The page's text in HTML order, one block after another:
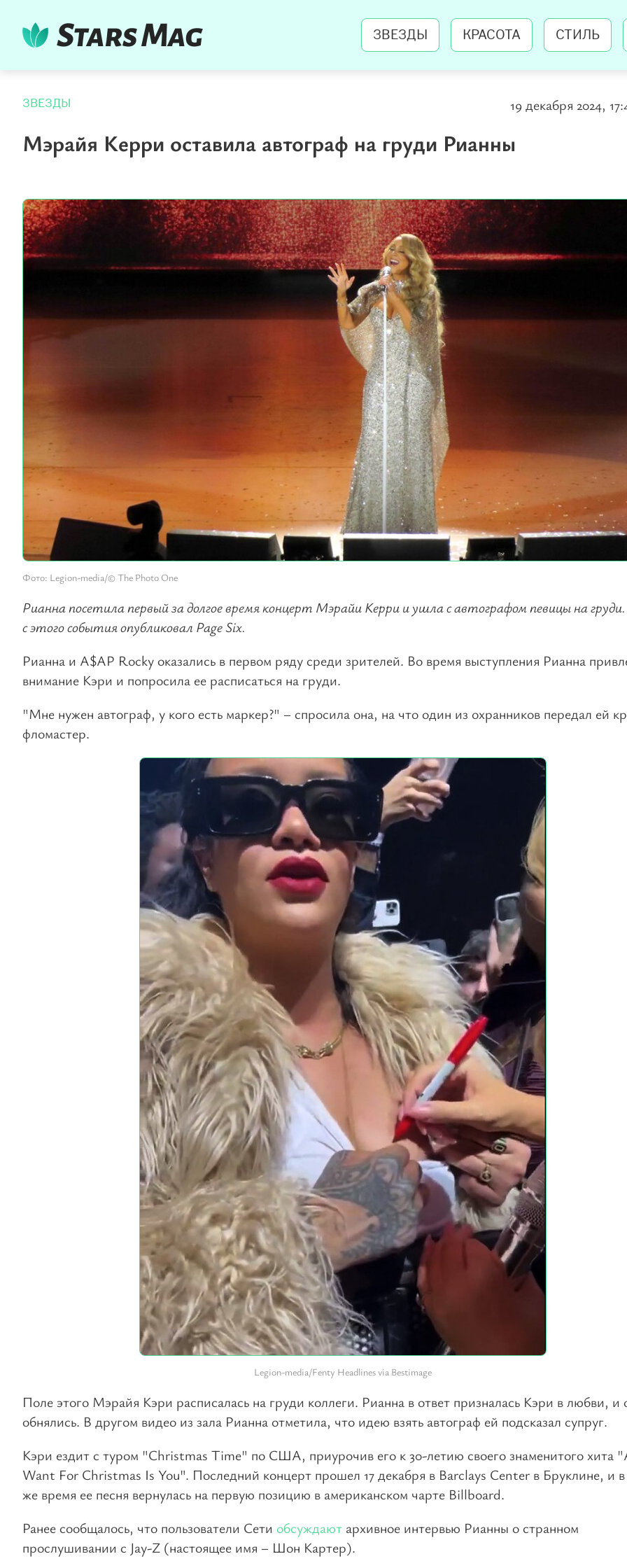
ЗВЕЗДЫ КРАСОТА СТИЛЬ
ЗВЕЗДЫ 19 декабря 2024,
Мэрайя Керри оставила автограф на груди Рианны
Фото: Legion-media/© The Photo One
Рианна посетила первый за долгое время концерт Мэрайи Керри и ушла с автографом певицы на
с этого события опубликовал Page Six.
Рианна и A$AP Rocky оказались в первом ряду среди зрителей. Во время выступления Рианна
внимание Кэри и попросила ее расписаться на груди.
"Мне нужен автограф, у кого есть маркер?" – спросила она, на что один из охранников передал ей
фломастер.
Legion-media/Fenty Headlines via Bestimage
Поле этого Мэрайя Кэри расписалась на груди коллеги. Рианна в ответ призналась Кэри в любви, и
обнялись. В другом видео из зала Рианна отметила, что идею взять автограф ей подсказал супруг.
Кэри ездит с туром "Christmas Time" по США, приурочив его к 30-летию своего знаменитого хита
Want For Christmas Is You". Последний концерт прошел 17 декабря в Barclays Center в Бруклине, и в
же время ее песня вернулась на первую позицию в американском чарте Billboard.
Ранее сообщалось, что пользователи Сети обсуждают архивное интервью Рианны о странном
прослушивании с Jay-Z (настоящее имя – Шон Картер).